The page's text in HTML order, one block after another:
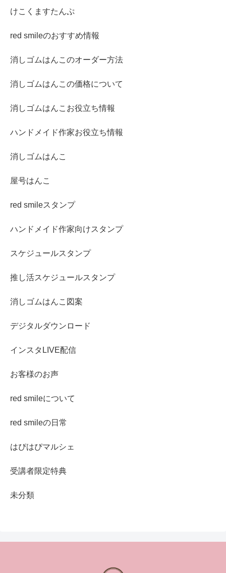
けこくますたんぷ
red smileのおすすめ情報
消しゴムはんこのオーダー方法
消しゴムはんこの価格について
消しゴムはんこお役立ち情報
ハンドメイド作家お役立ち情報
消しゴムはんこ
屋号はんこ
red smileスタンプ
ハンドメイド作家向けスタンプ
スケジュールスタンプ
推し活スケジュールスタンプ
消しゴムはんこ図案
デジタルダウンロード
インスタLIVE配信
お客様のお声
red smileについて
red smileの日常
はぴはぴマルシェ
受講者限定特典
未分類